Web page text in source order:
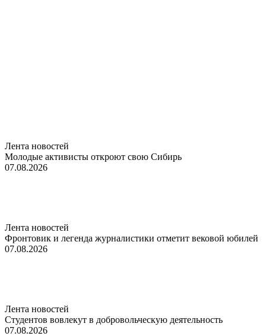
Лента новостей
Молодые активисты откроют свою Сибирь
07.08.2026
Лента новостей
Фронтовик и легенда журналистики отметит вековой юбилей
07.08.2026
Лента новостей
Студентов вовлекут в добровольческую деятельность
07.08.2026